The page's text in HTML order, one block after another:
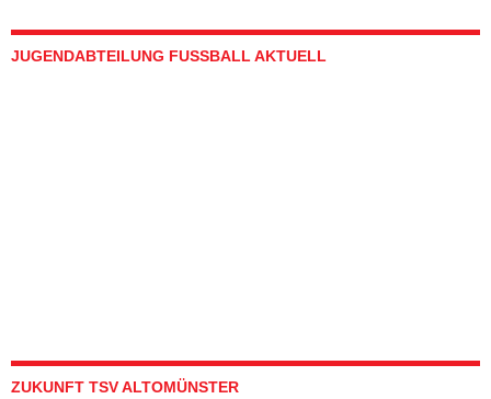
JUGENDABTEILUNG FUSSBALL AKTUELL
ZUKUNFT TSV ALTOMÜNSTER